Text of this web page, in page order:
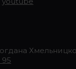
95